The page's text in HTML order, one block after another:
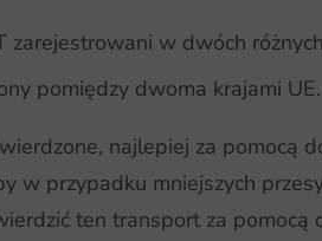
w dwóch
pomiędzy dwoma krajami UE.
najlepiej za pomocą
przypadku mniejszych
ten transport za pomocą